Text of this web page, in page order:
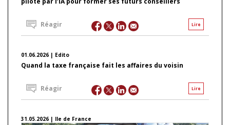
Lire
Réagir
01.06.2026 | Edito
Quand la taxe française fait les affaires du voisin
Lire
Réagir
31.05.2026 | Ile de France